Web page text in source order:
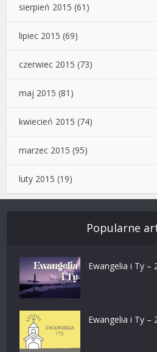
sierpień 2015 (61)
lipiec 2015 (69)
czerwiec 2015 (73)
maj 2015 (81)
kwiecień 2015 (74)
marzec 2015 (95)
luty 2015 (19)
Popularne
Ewangelia i Ty –
Ewangelia i Ty –